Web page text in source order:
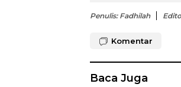
Penulis: Fadhilah
Komentar
Baca Juga